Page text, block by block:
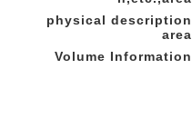
physical description
area
Volume Information